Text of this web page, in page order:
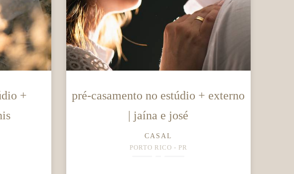
+
pré-casamento no estúdio + externo
| jaína e josé
CASAL
PORTO RICO - PR